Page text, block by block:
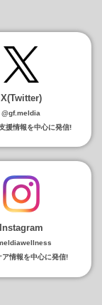
X(Twitter)
@gf.meldia
援情報を中心に発信!
Instagram
ア情報を中心に発信!